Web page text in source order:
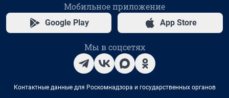
Мобильное приложение
Google Play App Store
Мы в соцсетях
Контактные данные для Роскомнадзора и государственных органов